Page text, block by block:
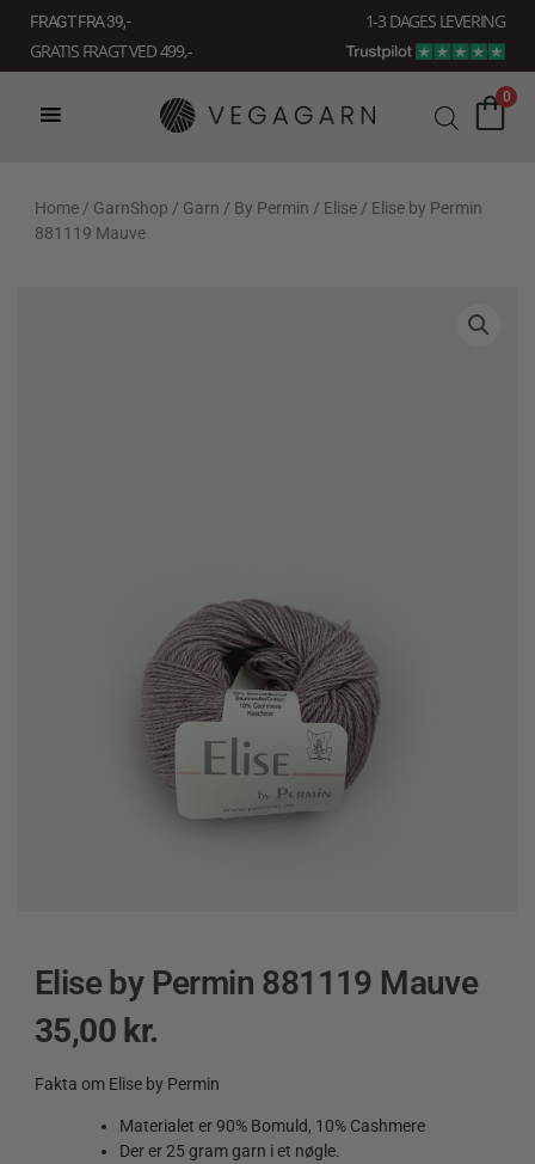
indholdet
FRAGT FRA 39, -
1-3 DAGES LEVERING
GRATIS FRAGT VED 499,-
0
Home / GarnShop / Garn / By Permin / Elise / Elise by Permin
881119 Mauve
Elise by Permin 881119 Mauve
35,00 kr.
Fakta om Elise by Permin
Materialet er 90% Bomuld, 10% Cashmere
Der er 25 gram garn i et nøgle.